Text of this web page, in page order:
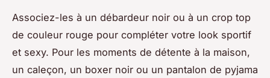
Associez-les à un débardeur noir ou à un crop top
de couleur rouge pour compléter votre look sportif
et sexy. Pour les moments de détente à la maison,
un caleçon, un boxer noir ou un pantalon de pyjama